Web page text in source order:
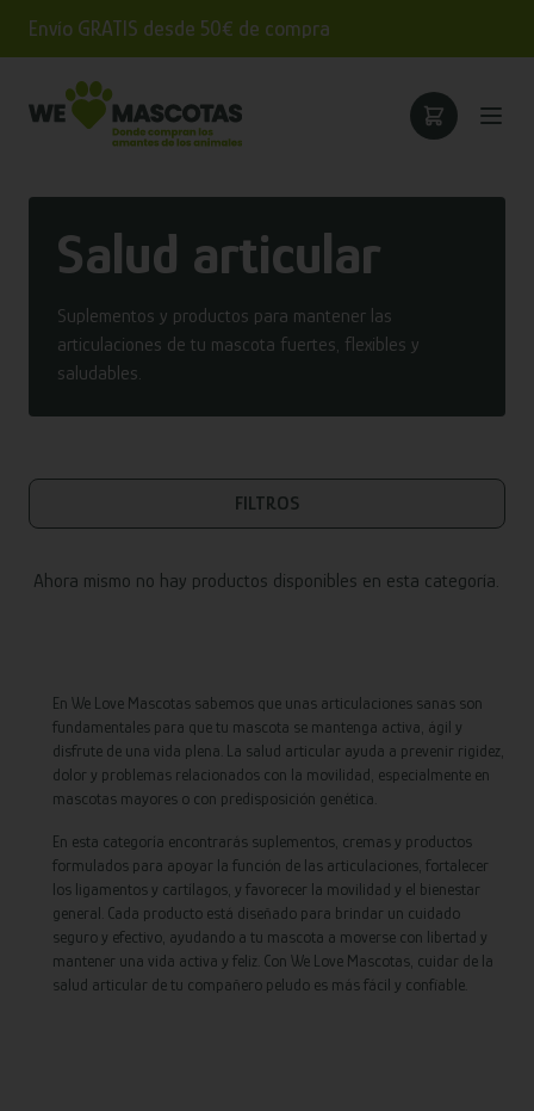
Envío GRATIS desde 50€ de compra
Salud articular
Suplementos y productos para mantener las
articulaciones de tu mascota fuertes, flexibles y
saludables.
FILTROS
Ahora mismo no hay productos disponibles en esta categoría.
En We Love Mascotas sabemos que unas articulaciones sanas son
fundamentales para que tu mascota se mantenga activa, ágil y
disfrute de una vida plena. La salud articular ayuda a prevenir rigidez,
dolor y problemas relacionados con la movilidad, especialmente en
mascotas mayores o con predisposición genética.
En esta categoría encontrarás suplementos, cremas y productos
formulados para apoyar la función de las articulaciones, fortalecer
los ligamentos y cartílagos, y favorecer la movilidad y el bienestar
general. Cada producto está diseñado para brindar un cuidado
seguro y efectivo, ayudando a tu mascota a moverse con libertad y
mantener una vida activa y feliz. Con We Love Mascotas, cuidar de la
salud articular de tu compañero peludo es más fácil y confiable.